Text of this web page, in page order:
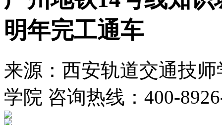
明年完工通车
来源：西安轨道交通技
学院 咨询热线：400-